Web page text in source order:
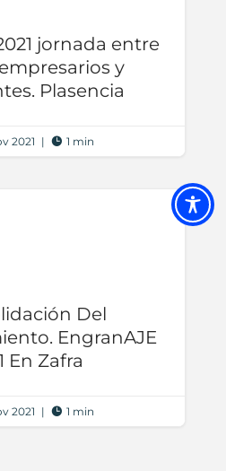
jornada entre
y
Plasencia
2021 |  1 min
Del
EngranAJE
En Zafra
2021 |  1 min